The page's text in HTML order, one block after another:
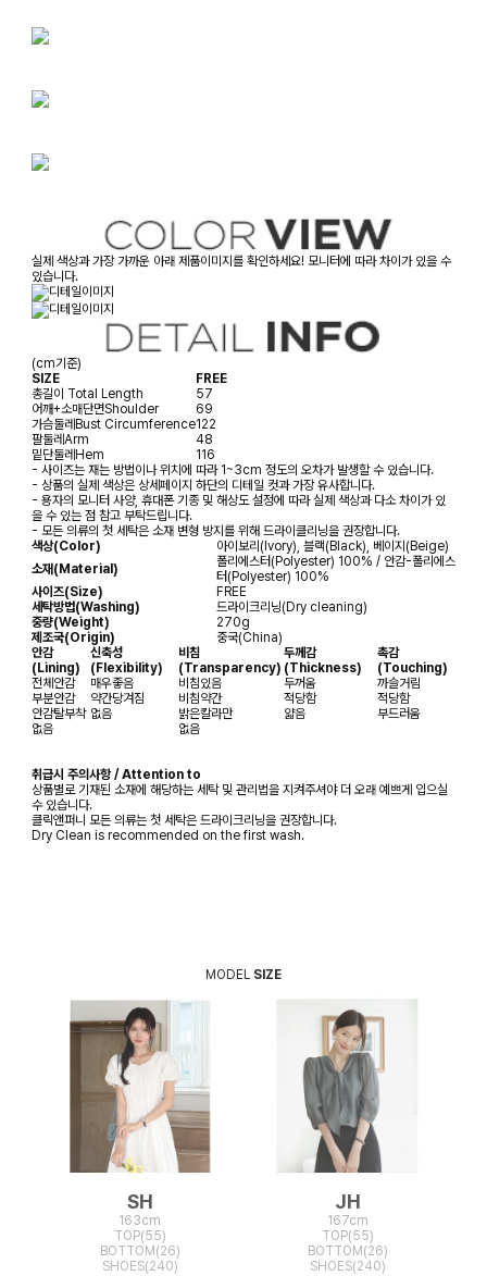
실제 색상과 가장 가까운 아래 제품이미지를 확인하세요! 모니터에 따라 차이가 있을 수
있습니다.
(cm기준)
SIZE
FREE
총길이 Total Length
57
어깨+소매단면Shoulder
69
가슴둘레Bust Circumference122
팔둘레Arm
48
밑단둘레Hem
116
- 사이즈는 재는 방법이나 위치에 따라 1~3cm 정도의 오차가 발생할 수 있습니다.
- 상품의 실제 색상은 상세페이지 하단의 디테일 컷과 가장 유사합니다.
- 용자의 모니터 사양, 휴대폰 기종 및 해상도 설정에 따라 실제 색상과 다소 차이가 있
을 수 있는 점 참고 부탁드립니다.
- 모든 의류의 첫 세탁은 소재 변형 방지를 위해 드라이클리닝을 권장합니다.
색상(Color)
아이보리(Ivory), 블랙(Black), 베이지(Beige)
소재(Material)
폴리에스터(Polyester) 100% / 안감-폴리에스
터(Polyester) 100%
사이즈(Size)
FREE
세탁방법(Washing)
드라이크리닝(Dry cleaning)
중량(Weight)
270g
제조국(Origin)
중국(China)
안감
(Lining)
신축성
(Flexibility)
비침
(Transparency)
두께감
(Thickness)
촉감
(Touching)
전체안감
매우좋음 비침있음 두꺼움
까슬거림
부분안감
약간당겨짐 비침약간 적당함
적당함
안감탈부착 없음 밝은칼라만 얇음
부드러움
없음
없음
취급시 주의사항 / Attention to
상품별로 기재된 소재에 해당하는 세탁 및 관리법을 지켜주셔야 더 오래 예쁘게 입으실
수 있습니다.
클릭앤퍼니 모든 의류는 첫 세탁은 드라이크리닝을 권장합니다.
Dry Clean is recommended on the first wash.
MODEL SIZE
SH
163cm
TOP(55)
BOTTOM(26)
SHOES(240)
JH
167cm
TOP(55)
BOTTOM(26)
SHOES(240)